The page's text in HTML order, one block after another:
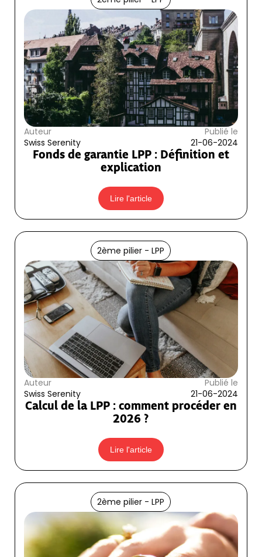
Auteur
Swiss Serenity
Publié le
21-06-2024
Fonds de garantie LPP : Définition et
explication
Lire l'article
2ème pilier - LPP
Auteur
Swiss Serenity
Publié le
21-06-2024
Calcul de la LPP : comment procéder en
2026 ?
Lire l'article
2ème pilier - LPP